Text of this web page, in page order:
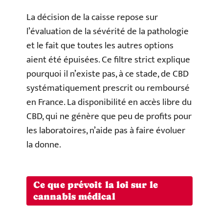
La décision de la caisse repose sur
l’évaluation de la sévérité de la pathologie
et le fait que toutes les autres options
aient été épuisées. Ce filtre strict explique
pourquoi il n’existe pas, à ce stade, de CBD
systématiquement prescrit ou remboursé
en France. La disponibilité en accès libre du
CBD, qui ne génère que peu de profits pour
les laboratoires, n’aide pas à faire évoluer
la donne.
Ce que prévoit la loi sur le
cannabis médical